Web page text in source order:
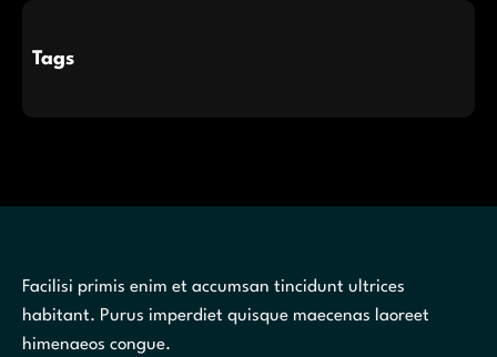
Tags
Facilisi primis enim et accumsan tincidunt ultrices
habitant. Purus imperdiet quisque maecenas laoreet
himenaeos congue.